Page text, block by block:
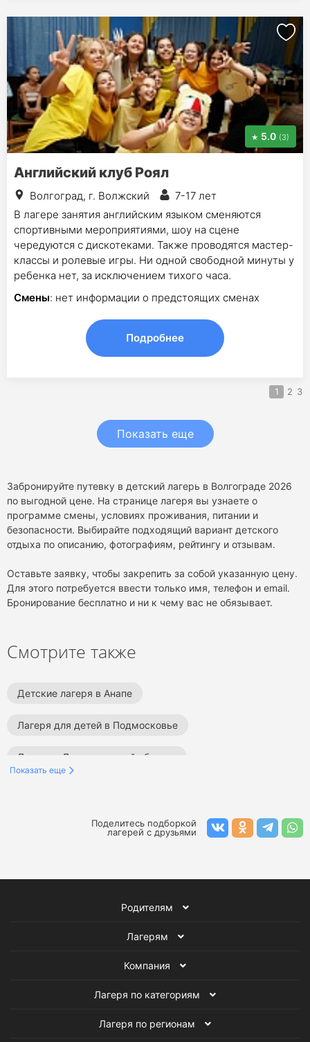
5.0 (3)
Английский клуб Роял
Волгоград, г. Волжский
7-17 лет
В лагере занятия английским языком сменяются
спортивными мероприятиями, шоу на сцене
чередуются с дискотеками. Также проводятся мастер-
классы и ролевые игры. Ни одной свободной минуты у
ребенка нет, за исключением тихого часа.
Смены: нет информации о предстоящих сменах
Подробнее
1 2 3
Показать еще
Забронируйте путевку в детский лагерь в Волгограде 2026
по выгодной цене. На странице лагеря вы узнаете о
программе смены, условиях проживания, питании и
безопасности. Выбирайте подходящий вариант детского
отдыха по описанию, фотографиям, рейтингу и отзывам.
Оставьте заявку, чтобы закрепить за собой указанную цену.
Для этого потребуется ввести только имя, телефон и email.
Бронирование бесплатно и ни к чему вас не обязывает.
Смотрите также
Детские лагеря в Анапе
Лагеря для детей в Подмосковье
Лагеря в Ленинградской области
Лагеря на море для детей Лагеря в Москве
Детские языковые лагеря
Показать еще
Поделитесь подборкой
лагерей с друзьями
Родителям
Лагерям
Компания
Лагеря по категориям
Лагеря по регионам